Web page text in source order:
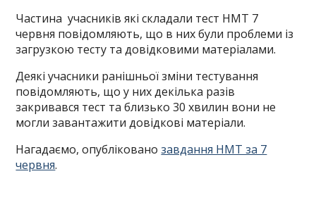
Частина учасників які складали тест НМТ 7
червня повідомляють, що в них були проблеми із
загрузкою тесту та довідковими матеріалами.
Деякі учасники ранішньої зміни тестування
повідомляють, що у них декілька разів
закривався тест та близько 30 хвилин вони не
могли завантажити довідкові матеріали.
Нагадаємо, опублікованозавдання НМТ за 7
червня.